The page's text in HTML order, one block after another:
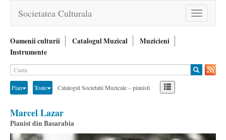
Toggle
navigation
Societatea Culturala
Oamenii culturii Catalogul Muzical
Muzicieni
Instrumente
Pian Toate Catalogul Societatii Muzicale – pianisti
Marcel Lazar
Pianist din Basarabia